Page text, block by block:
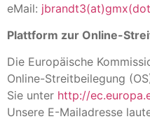
eMail:
Plattform zur Online-
Die Europäische
Online-Streitbeilegung
Sie unter http://
Unsere E-Mailadresse